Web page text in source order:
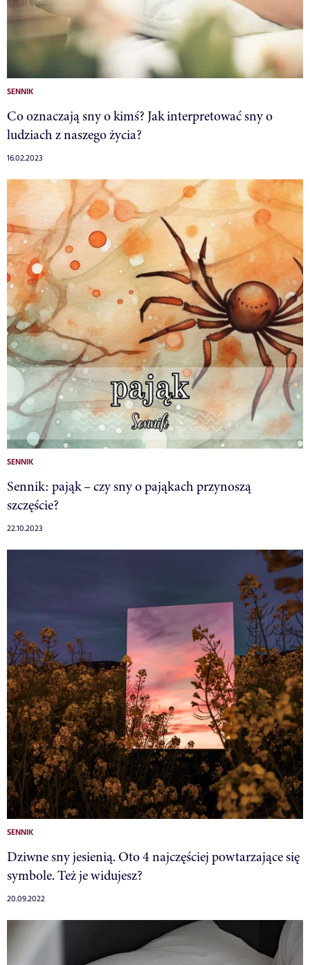
SENNIK
Co oznaczają sny o kimś? Jak interpretować sny o
ludziach z naszego życia?
16.02.2023
SENNIK
Sennik: pająk – czy sny o pająkach przynoszą
szczęście?
22.10.2023
SENNIK
Dziwne sny jesienią. Oto 4 najczęściej powtarzające się
symbole. Też je widujesz?
20.09.2022